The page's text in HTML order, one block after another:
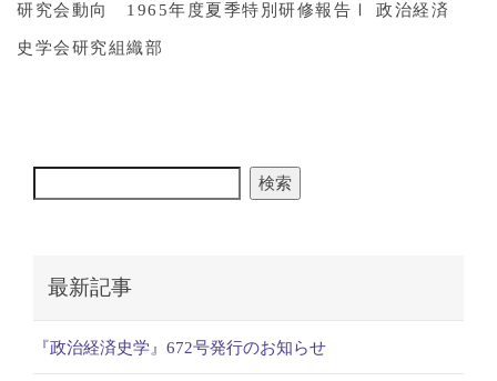
研究会動向 1965年度夏季特別研修報告Ⅰ 政治経済
史学会研究組織部
検索
最新記事
『政治経済史学』672号発行のお知らせ